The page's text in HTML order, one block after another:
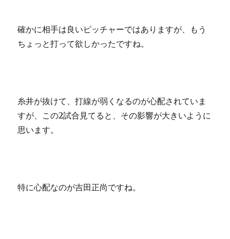
確かに相手は良いピッチャーではありますが、もう
ちょっと打って欲しかったですね。
糸井が抜けて、打線が弱くなるのが心配されていま
すが、この2試合見てると、その影響が大きいように
思います。
特に心配なのが吉田正尚ですね。